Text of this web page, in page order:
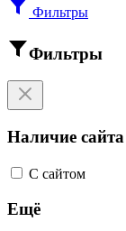
Фильтры
Фильтры
Наличие сайта
С сайтом
Ещё